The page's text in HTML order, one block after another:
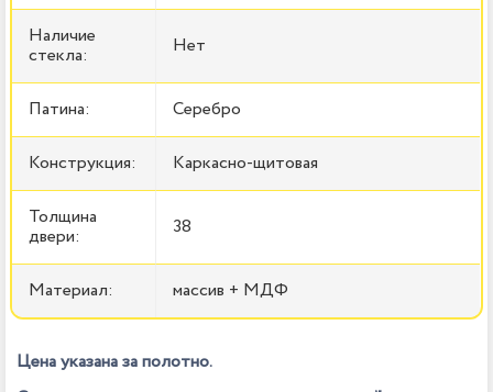
Наличие
стекла: Нет
Патина: Серебро
Конструкция: Каркасно-щитовая
Толщина
двери: 38
Материал: массив + МДФ
Цена указана за полотно.